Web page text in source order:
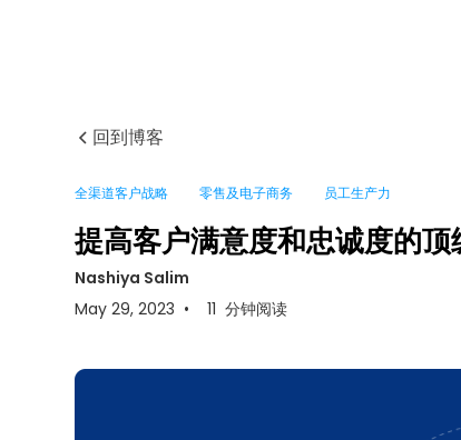
回到博客
全渠道客户战略 零售及电子商务 员工生产力
提高客户满意度和忠诚度的
Nashiya Salim
May 29, 2023 • 11 分钟阅读